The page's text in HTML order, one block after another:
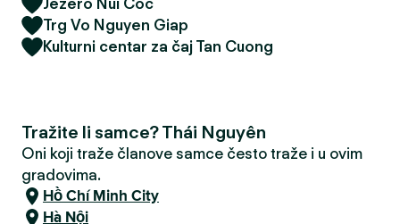
Jezero Nui Coc
Trg Vo Nguyen Giap
Kulturni centar za čaj Tan Cuong
Tražite li samce? Thái Nguyên
Oni koji traže članove samce često traže i u ovim
gradovima.
Hồ Chí Minh City
Hà Nội